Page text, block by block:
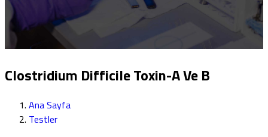
Clostridium Difficile Toxin-A Ve B
Ana Sayfa
Testler